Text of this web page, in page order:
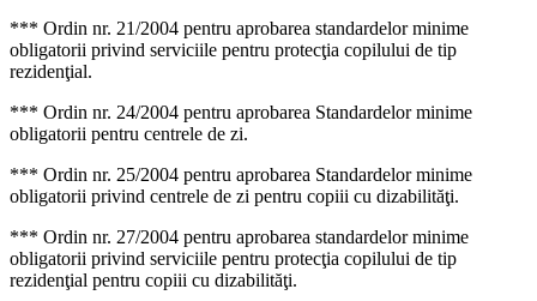
*** Ordin nr. 21/2004 pentru aprobarea standardelor minime
obligatorii privind serviciile pentru protecţia copilului de tip
rezidenţial.
*** Ordin nr. 24/2004 pentru aprobarea Standardelor minime
obligatorii pentru centrele de zi.
*** Ordin nr. 25/2004 pentru aprobarea Standardelor minime
obligatorii privind centrele de zi pentru copiii cu dizabilităţi.
*** Ordin nr. 27/2004 pentru aprobarea standardelor minime
obligatorii privind serviciile pentru protecţia copilului de tip
rezidenţial pentru copiii cu dizabilităţi.